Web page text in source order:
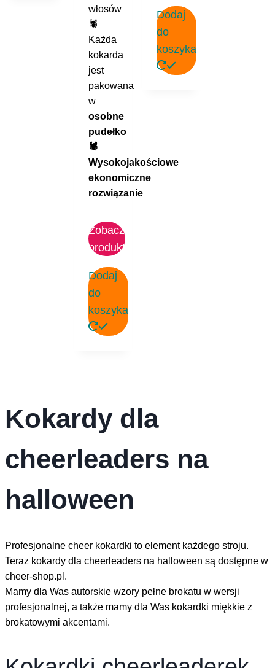
włosów
🕷️
Każda
kokarda
jest
pakowana
w
osobne
pudełko
🕷️
Wysokojakościowe
ekonomiczne
rozwiązanie
Zobacz
produkt
Dodaj
do
koszyka
Dodaj
do
koszyka
Kokardy dla
cheerleaders na
halloween
Profesjonalne cheer kokardki to element każdego stroju.
Teraz kokardy dla cheerleaders na halloween są dostępne w
cheer-shop.pl.
Mamy dla Was autorskie wzory pełne brokatu w wersji
profesjonalnej, a także mamy dla Was kokardki miękkie z
brokatowymi akcentami.